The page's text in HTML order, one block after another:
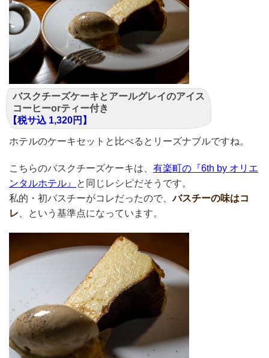
バスクチーズケーキとアールグレイのアイス
コーヒーorティー付き
【税サ込 1,320円】
ホテルのケーキセットと比べるとリーズナブルですね。
こちらのバスクチーズケーキは、 有楽町の『6th by オリエ
ンタルホテル』
と同じレシピだそうです。
私的・初バスチーがコレだったので、バスチーの味はコ
レ 、という基準点になっています。